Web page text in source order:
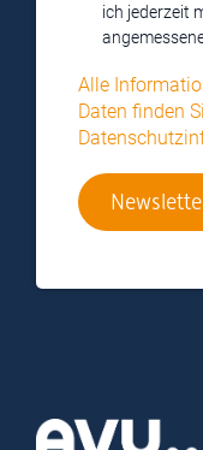
ich jederzeit
Alle
Daten finden
Zur Startseite